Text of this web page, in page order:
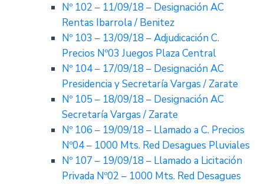
Nº 102 – 11/09/18 – Designación AC
Rentas Ibarrola / Benitez
Nº 103 – 13/09/18 – Adjudicación C.
Precios Nº03 Juegos Plaza Central
Nº 104 – 17/09/18 – Designación AC
Presidencia y Secretaría Vargas / Zarate
Nº 105 – 18/09/18 – Designación AC
Secretaría Vargas / Zarate
Nº 106 – 19/09/18 – Llamado a C. Precios
Nº04 – 1000 Mts. Red Desagues Pluviales
Nº 107 – 19/09/18 – Llamado a Licitación
Privada Nº02 – 1000 Mts. Red Desagues